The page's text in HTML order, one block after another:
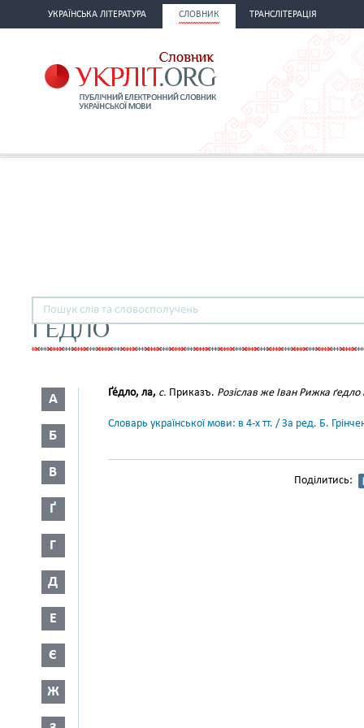
УКРАЇНСЬКА ЛІТЕРАТУРА СЛОВНИК ТРАНСЛІТЕРАЦІЯ
ҐЕДЛО
А
Б
В
Ґ
Г
Д
Е
Є
Ж
Ґе́дло, ла, с. Приказъ. Розіслав же Іван Рижка ґедло
Словарь української мови: в 4-х тт. / За ред. Б.
Поділитись: